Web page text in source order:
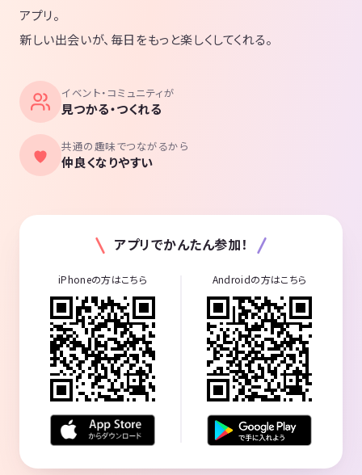
アプリ。
新しい出会いが、毎日をもっと楽しくしてくれる。
イベント・コミュニティが
見つかる・つくれる
共通の趣味でつながるから
仲良くなりやすい
アプリでかんたん参加！
iPhoneの方はこちら Androidの方はこちら